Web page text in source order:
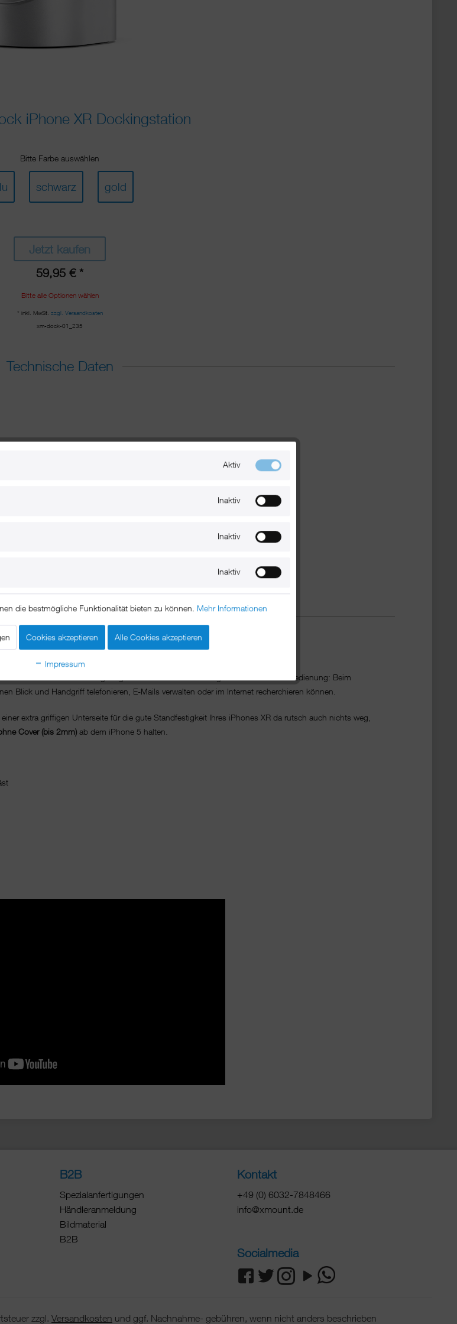
iPhone XR Dockingstation
Bitte Farbe auswählen
schwarz gold
Jetzt kaufen
59,95 € *
Bitte alle Optionen wählen
* inkl. MwSt. zzgl. Versandkosten
xm-dock-01_235
Technische Daten
Beschreibung
XR Dockingstation aus Aluminium
und ab sofort genügen ein Blick und ein Handgriff für die schnelle Bedienung: Beim
Blick und Handgriff telefonieren, E-Mails verwalten oder im Internet recherchieren können.
extra griffigen Unterseite für die gute Standfestigkeit Ihres iPhones XR da rutsch auch nichts weg,
Cover (bis 2mm) ab dem iPhone 5 halten.
B2B
Spezialanfertigungen
Händleranmeldung
Bildmaterial
B2B
Kontakt
+49 (0) 6032-7848466
info@xmount.de
Socialmedia
zzgl. Versandkosten und ggf. Nachnahme- gebühren, wenn nicht anders beschrieben
Aktiv
Inaktiv
Inaktiv
Inaktiv
die bestmögliche Funktionalität bieten zu können. Mehr Informationen
Cookies akzeptieren Alle Cookies akzeptieren
Impressum